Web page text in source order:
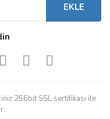
EKLE
256bit SSL sertifikası ile